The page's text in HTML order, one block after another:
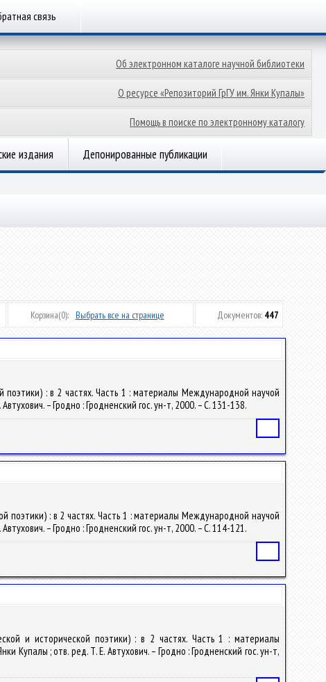
связь
Об электронном каталоге научной библиотеки
О ресурсе «Репозиторий ГрГУ им. Янки Купалы»
Помощь в поиске по электронному каталогу
издания Депонированные публикации
Корзина(0): Выбрать все на странице Документов: 447
: в 2 частях. Часть 1 : материалы Международной научой
– Гродно : Гродненский гос. ун-т, 2000. – С. 131-138.
поэтики) : в 2 частях. Часть 1 : материалы Международной научой
– Гродно : Гродненский гос. ун-т, 2000. – С. 114-121.
и исторической поэтики) : в 2 частях. Часть 1 : материалы
Купалы ; отв. ред. Т. Е. Автухович. – Гродно : Гродненский гос. ун-т,